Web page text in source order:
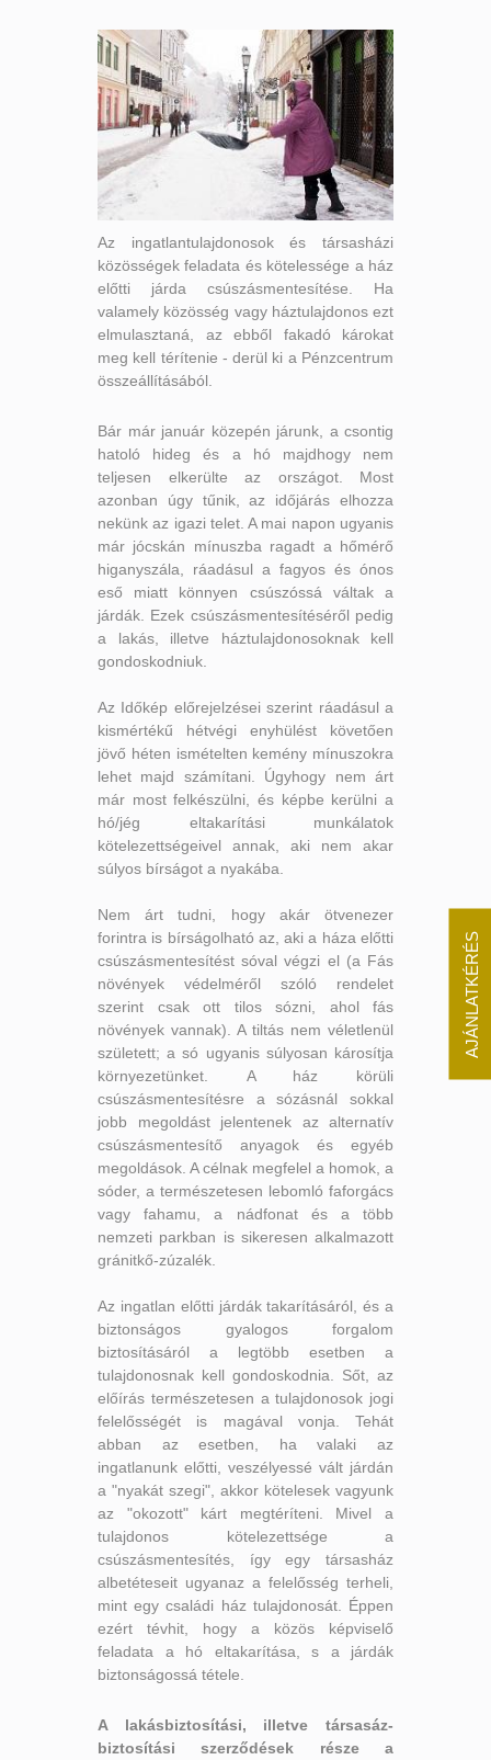
AJÁNLATKÉRÉS
Az ingatlantulajdonosok és társasházi
közösségek feladata és kötelessége a ház
előtti járda csúszásmentesítése. Ha
valamely közösség vagy háztulajdonos ezt
elmulasztaná, az ebből fakadó károkat
meg kell térítenie - derül ki a Pénzcentrum
összeállításából.
Bár már január közepén járunk, a csontig
hatoló hideg és a hó majdhogy nem
teljesen elkerülte az országot. Most
azonban úgy tűnik, az időjárás elhozza
nekünk az igazi telet. A mai napon ugyanis
már jócskán mínuszba ragadt a hőmérő
higanyszála, ráadásul a fagyos és ónos
eső miatt könnyen csúszóssá váltak a
járdák. Ezek csúszásmentesítéséről pedig
a lakás, illetve háztulajdonosoknak kell
gondoskodniuk.
Az Időkép előrejelzései szerint ráadásul a
kismértékű hétvégi enyhülést követően
jövő héten ismételten kemény mínuszokra
lehet majd számítani. Úgyhogy nem árt
már most felkészülni, és képbe kerülni a
hó/jég eltakarítási munkálatok
kötelezettségeivel annak, aki nem akar
súlyos bírságot a nyakába.
Nem árt tudni, hogy akár ötvenezer
forintra is bírságolható az, aki a háza előtti
csúszásmentesítést sóval végzi el (a Fás
növények védelméről szóló rendelet
szerint csak ott tilos sózni, ahol fás
növények vannak). A tiltás nem véletlenül
született; a só ugyanis súlyosan károsítja
környezetünket. A ház körüli
csúszásmentesítésre a sózásnál sokkal
jobb megoldást jelentenek az alternatív
csúszásmentesítő anyagok és egyéb
megoldások. A célnak megfelel a homok, a
sóder, a természetesen lebomló faforgács
vagy fahamu, a nádfonat és a több
nemzeti parkban is sikeresen alkalmazott
gránitkő-zúzalék.
Az ingatlan előtti járdák takarításáról, és a
biztonságos gyalogos forgalom
biztosításáról a legtöbb esetben a
tulajdonosnak kell gondoskodnia. Sőt, az
előírás természetesen a tulajdonosok jogi
felelősségét is magával vonja. Tehát
abban az esetben, ha valaki az
ingatlanunk előtti, veszélyessé vált járdán
a "nyakát szegi", akkor kötelesek vagyunk
az "okozott" kárt megtéríteni. Mivel a
tulajdonos kötelezettsége a
csúszásmentesítés, így egy társasház
albetéteseit ugyanaz a felelősség terheli,
mint egy családi ház tulajdonosát. Éppen
ezért tévhit, hogy a közös képviselő
feladata a hó eltakarítása, s a járdák
biztonságossá tétele.
A lakásbiztosítási, illetve társasáz-
biztosítási szerződések része a